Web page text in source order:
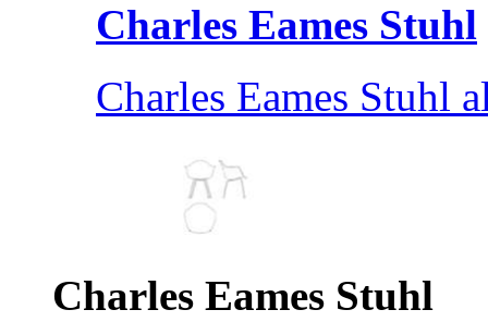
Charles Eames Stuhl
Charles Eames Stuhl
Charles Eames Stuhl